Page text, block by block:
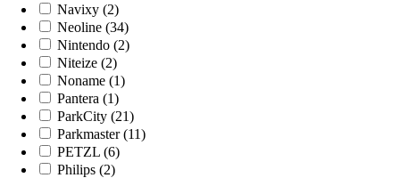
Navixy (2)
Neoline (34)
Nintendo (2)
Niteize (2)
Noname (1)
Pantera (1)
ParkCity (21)
Parkmaster (11)
PETZL (6)
Philips (2)